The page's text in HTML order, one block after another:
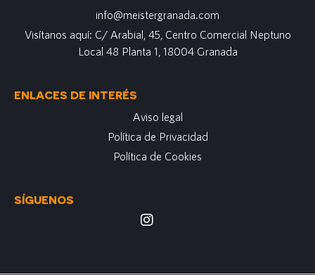
info@meistergranada.com
Visítanos aquí: C/ Arabial, 45, Centro Comercial Neptuno
Local 48 Planta 1, 18004 Granada
ENLACES DE INTERÉS
Aviso legal
Política de Privacidad
Política de Cookies
SÍGUENOS